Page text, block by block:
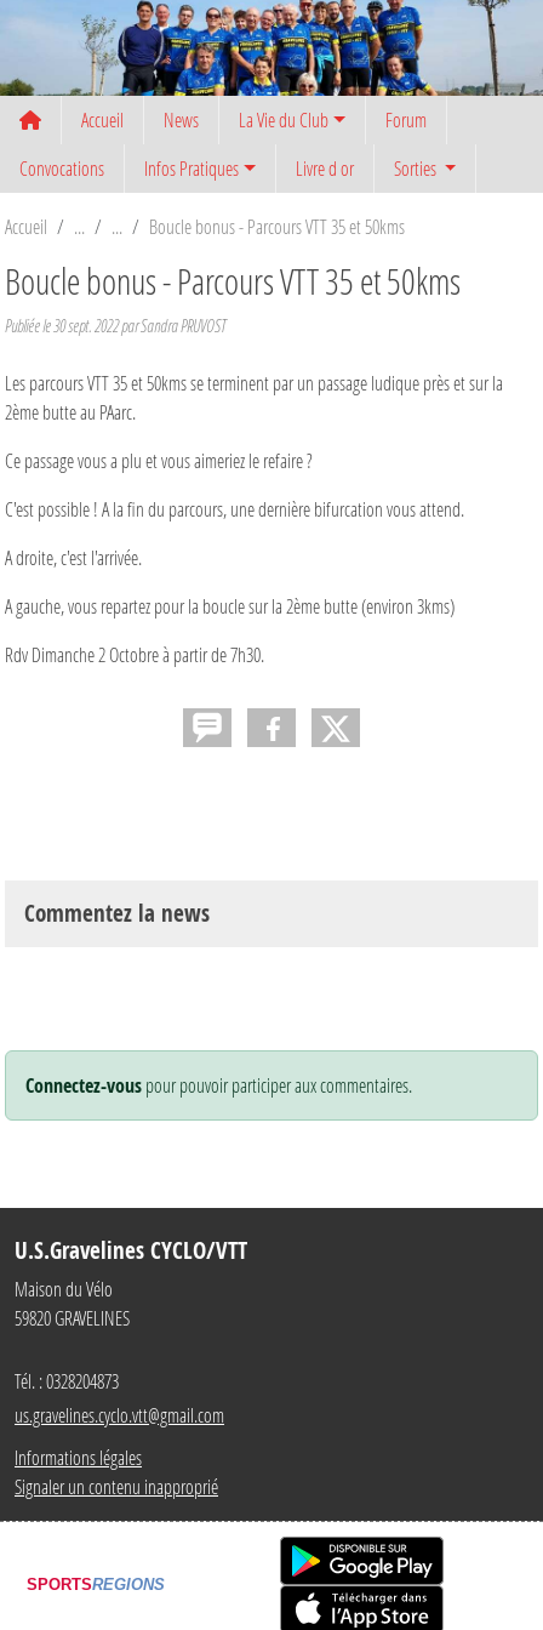
Accueil News La Vie du Club
Forum
Convocations
Infos Pratiques Livre d or Sorties
Accueil Boucle bonus - Parcours VTT 35 et 50kms
Boucle bonus - Parcours VTT 35 et 50kms
Publiée le 30 sept. 2022parSandra PRUVOST
Les parcours VTT 35 et 50kms se terminent par un passage ludique près et sur la
2ème butte au PAarc.
Ce passage vous a plu et vous aimeriez le refaire ?
C'est possible ! A la fin du parcours, une dernière bifurcation vous attend.
A droite, c'est l'arrivée.
A gauche, vous repartez pour la boucle sur la 2ème butte (environ 3kms)
Rdv Dimanche 2 Octobre à partir de 7h30.
Commentez la news
Connectez-vouspour pouvoir participer aux commentaires.
U.S.Gravelines CYCLO/VTT
Maison du Vélo
59820GRAVELINES
Tél. :0328204873
us.gravelines.cyclo.vtt@gmail.com
Informations légales
Signaler un contenu inapproprié
SPORTSREGIONS
Panneau de gestion des cookies